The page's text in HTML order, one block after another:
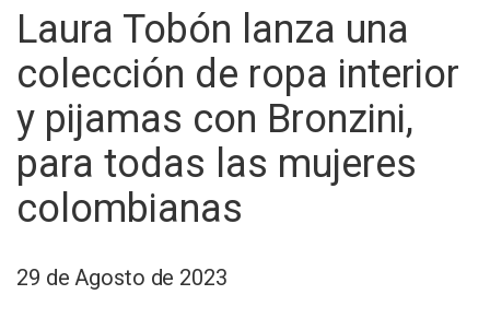
ayuda
a
la
navegación
Laura Tobón lanza una
colección de ropa interior
y pijamas con Bronzini,
para todas las mujeres
colombianas
29 de Agosto de 2023